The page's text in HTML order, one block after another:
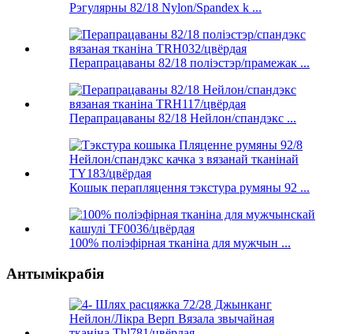
Рэгулярны 82/18 Nylon/Spandex k ...
Перапрацаваны 82/18 поліэстэр/прамежак ...
Перапрацаваны 82/18 Нейлон/спандэкс ...
Кошык перапляцення тэкстура румяны 92 ...
100% поліэфірная тканіна для мужчын ...
Антымікрабія